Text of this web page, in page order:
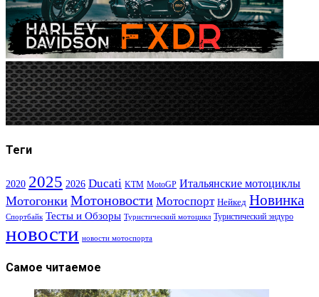
Теги
2020 2025 2026 Ducati KTM MotoGP Итальянские мотоциклы
Мотогонки Мотоновости Мотоспорт Нейкед Новинка
Спортбайк Тесты и Обзоры Туристический мотоцикл Туристический эндуро
новости новости мотоспорта
Самое читаемое